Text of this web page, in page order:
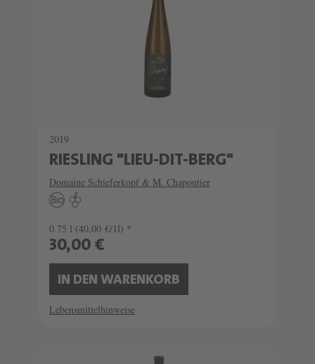
2019
RIESLING "LIEU-DIT-BERG"
Domaine Schieferkopf & M. Chapoutier
0.75 l (40,00 €/1l) *
30,00 €
IN DEN WARENKORB
Lebensmittelhinweise